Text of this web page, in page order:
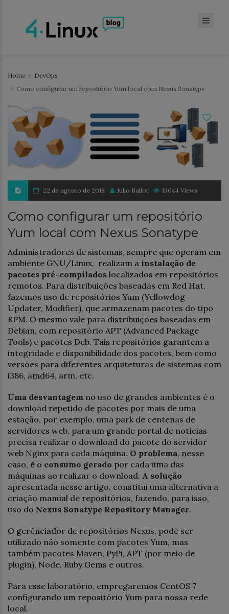
Home
DevOps
Como configurar um repositório Yum local com Nexus Sonatype
22 de agosto de 2018 Julio Ballot 13044 Views
Como configurar um repositório
Yum local com Nexus Sonatype
Administradores de sistemas, sempre que operam em
ambiente GNU/Linux, realizam a instalação de
pacotes pré-compilados localizados em repositórios
remotos. Para distribuições baseadas em Red Hat,
fazemos uso de repositórios Yum (Yellowdog
Updater, Modifier), que armazenam pacotes do tipo
RPM. O mesmo vale para distribuições baseadas em
Debian, com repositório APT (Advanced Package
Tools) e pacotes Deb. Tais repositórios garantem a
integridade e disponibilidade dos pacotes, bem como
versões para diferentes arquiteturas de sistemas com
i386, amd64, arm, etc.
Uma desvantagem no uso de grandes ambientes é o
download repetido de pacotes por mais de uma
estação, por exemplo, uma park de centenas de
servidores web, para um grande portal de notícias
precisa realizar o download do pacote do servidor
web Nginx para cada máquina. O problema, nesse
caso, é o consumo gerado por cada uma das
máquinas ao realizar o download. A solução
apresentada nesse artigo, constitui uma alternativa a
criação manual de repositórios, fazendo, para isso,
uso do Nexus Sonatype Repository Manager.
O gerênciador de repositórios Nexus, pode ser
utilizado não somente com pacotes Yum, mas
também pacotes Maven, PyPi, APT (por meio de
plugin), Node, Ruby Gems e outros.
Para esse laboratório, empregaremos CentOS 7
configurando um repositório Yum para nossa rede
local.